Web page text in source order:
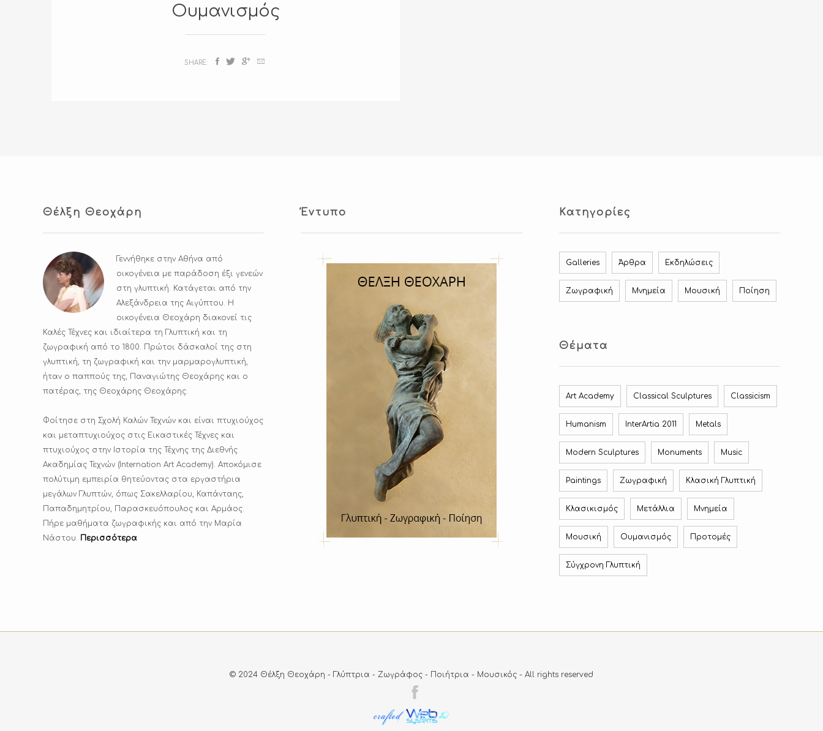
Ουμανισμός
SHARE:
Θέλξη Θεοχάρη
Γεννήθηκε στην Αθήνα από
οικογένεια με παράδοση έξι γενεών
στη γλυπτική. Κατάγεται από την
Αλεξάνδρεια της Αιγύπτου. Η
οικογένεια Θεοχάρη διακονεί τις
Καλές Τέχνες και ιδιαίτερα τη Γλυπτική και τη
ζωγραφική από το 1800. Πρώτοι δάσκαλοί της στη
γλυπτική, τη ζωγραφική και την μαρμαρογλυπτική,
ήταν ο παππούς της, Παναγιώτης Θεοχάρης και ο
πατέρας, της Θεοχάρης Θεοχάρης.
Φοίτησε στη Σχολή Καλών Τεχνών και είναι πτυχιούχος
και μεταπτυχιούχος στις Εικαστικές Τέχνες και
πτυχιούχος στην Ιστορία της Τέχνης της Διεθνής
Ακαδημίας Τεχνών (Internation Art Academy). Αποκόμισε
πολύτιμη εμπειρία θητεύοντας στα εργαστήρια
μεγάλων Γλυπτών, όπως Σακελλαρίου, Καπάνταης,
Παπαδημητρίου, Παρασκευόπουλος και Αρμάος.
Πήρε μαθήματα ζωγραφικής και από την Μαρία
Νάστου. Περισσότερα
Έντυπο Κατηγορίες
Galleries Άρθρα Εκδηλώσεις
Ζωγραφική Μνημεία Μουσική Ποίηση
Θέματα
Art Academy Classical Sculptures Classicism
Humanism InterArtia 2011 Metals
Modern Sculptures Monuments Music
Paintings Ζωγραφική Κλασική Γλυπτική
Κλασικισμός Μετάλλια Μνημεία
Μουσική Ουμανισμός Προτομές
Σύγχρονη Γλυπτική
© 2024 Θέλξη Θεοχάρη - Γλύπτρια - Ζωγράφος - Ποιήτρια - Μουσικός - Αll rights reserved